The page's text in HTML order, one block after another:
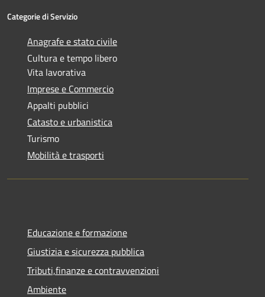
Categorie di Servizio
Anagrafe e stato civile
Cultura e tempo libero
Vita lavorativa
Imprese e Commercio
Appalti pubblici
Catasto e urbanistica
Turismo
Mobilità e trasporti
Educazione e formazione
Giustizia e sicurezza pubblica
Tributi,finanze e contravvenzioni
Ambiente